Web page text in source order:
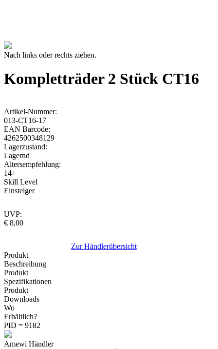
Nach links oder rechts ziehen.
Kompletträder 2 Stück CT16
Artikel-Nummer:
013-CT16-17
EAN Barcode:
4262500348129
Lagerzustand:
Lagernd
Altersempfehlung:
14+
Skill Level
Einsteiger
UVP:
€ 8,00
Zur Händlerübersicht
Produkt
Beschreibung
Produkt
Spezifikationen
Produkt
Downloads
Wo
Erhältlich?
PID = 9182
Amewi Händler